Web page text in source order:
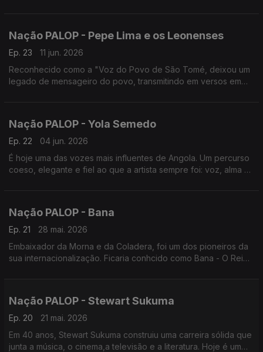
Nação PALOP - Pepe Lima e os Leonenses
Ep. 23
11 jun. 2026
Reconhecido como a "Voz do Povo de São Tomé, deixou um
legado de mensageiro do povo, transmitindo em versos em
Nação PALOP - Yola Semedo
Ep. 22
04 jun. 2026
É hoje uma das vozes mais influentes de Angola. Um percurso
coeso, elegante e fiel ao que a artista sempre foi: voz, alma e
Nação PALOP - Bana
Ep. 21
28 mai. 2026
Embaixador da Morna e da Coladera, foi um dos pioneiros da
sua internacionalização. Ficaria conhcido como Bana - O Rei
Nação PALOP - Stewart Sukuma
Ep. 20
21 mai. 2026
Em 40 anos, Stewart Sukuma construiu uma carreira sólida que
junta a música, o cinema,a televisão e a literatura. Hoje é um